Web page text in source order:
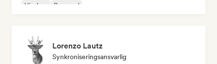
Hip-hop
Pop-soul
Lorenzo Lautz
Synkroniseringsansvarlig